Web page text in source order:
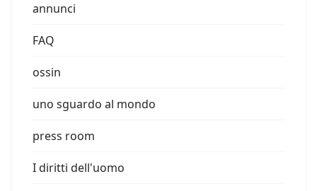
annunci
FAQ
ossin
uno sguardo al mondo
press room
I diritti dell'uomo